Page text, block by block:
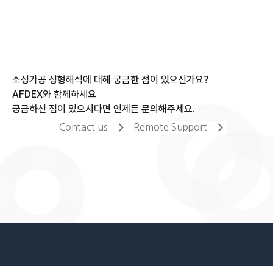
소성가공 성형해석에 대해 궁금한 점이 있으신가요?
AFDEX와 함께하세요
궁금하신 점이 있으시다면 언제든 문의해주세요.
Contact us Remote Support